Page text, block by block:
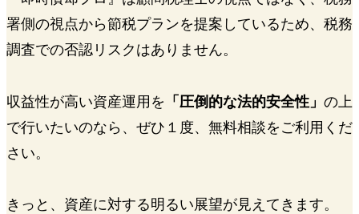
署側の視点から節税プランを提案しているため、 税務
調査での否認リスクはありません。
収益性が高い資産運用を 「圧倒的な法的安全性」 の上
で行いたいのなら、ぜひ１度、無料相談をご利用くだ
さい。
きっと、資産に対する明るい展望が見えてきます。